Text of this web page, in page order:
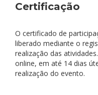
Certificação
O certificado de
liberado mediante o
realização das
online, em até 14 dias
realização do evento.